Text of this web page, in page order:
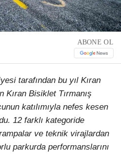
ABONE OL
tarafından bu yıl Kıran
Kıran Bisiklet Tırmanış
katılımıyla nefes kesen
12 farklı kategoride
ve teknik virajlardan
parkurda performanslarını